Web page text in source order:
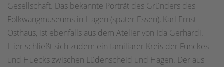
Gesellschaft. Das bekannte Porträt des Gründers des
Folkwangmuseums in Hagen (später Essen), Karl Ernst
Osthaus, ist ebenfalls aus dem Atelier von Ida Gerhardi.
Hier schließt sich zudem ein familiärer Kreis der Funckes
und Huecks zwischen Lüdenscheid und Hagen. Der aus